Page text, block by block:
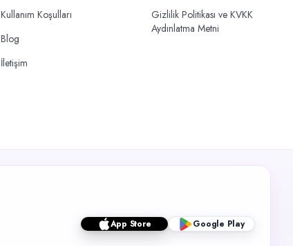
Kullanım Koşulları
Blog
İletişim
Gizlilik Politikası ve KVKK
Aydınlatma Metni
App Store Google Play